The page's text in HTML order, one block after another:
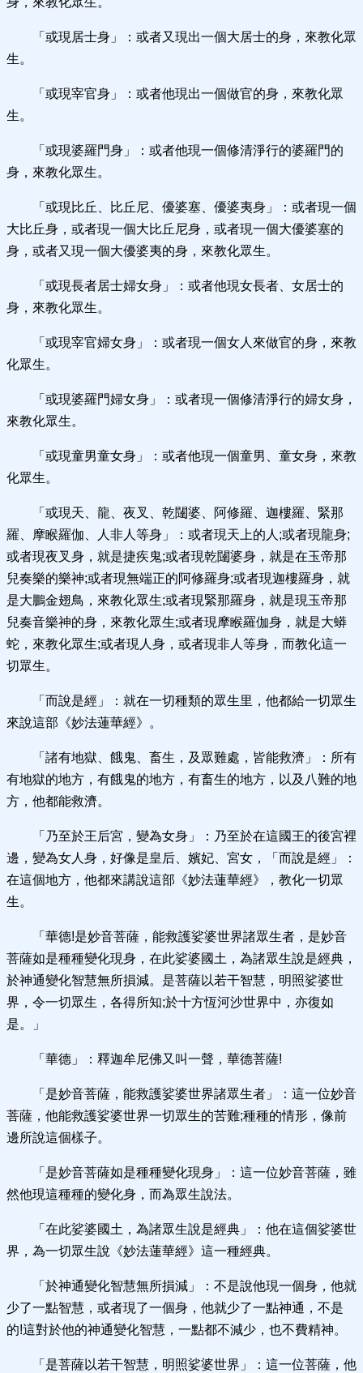
「或現居士身」：或者又現出一個大居士的身，來教化眾
生。
「或現宰官身」：或者他現出一個做官的身，來教化眾
生。
「或現婆羅門身」：或者他現一個修清淨行的婆羅門的
身，來教化眾生。
「或現比丘、比丘尼、優婆塞、優婆夷身」：或者現一個
大比丘身，或者現一個大比丘尼身，或者現一個大優婆塞的
身，或者又現一個大優婆夷的身，來教化眾生。
「或現長者居士婦女身」：或者他現女長者、女居士的
身，來教化眾生。
「或現宰官婦女身」：或者現一個女人來做官的身，來教
化眾生。
「或現婆羅門婦女身」：或者現一個修清淨行的婦女身，
來教化眾生。
「或現童男童女身」：或者他現一個童男、童女身，來教
化眾生。
「或現天、龍、夜叉、乾闥婆、阿修羅、迦樓羅、緊那
羅、摩睺羅伽、人非人等身」：或者現天上的人;或者現龍身;
或者現夜叉身，就是捷疾鬼;或者現乾闥婆身，就是在玉帝那
兒奏樂的樂神;或者現無端正的阿修羅身;或者現迦樓羅身，就
是大鵬金翅鳥，來教化眾生;或者現緊那羅身，就是現玉帝那
兒奏音樂神的身，來教化眾生;或者現摩睺羅伽身，就是大蟒
蛇，來教化眾生;或者現人身，或者現非人等身，而教化這一
切眾生。
「而說是經」：就在一切種類的眾生里，他都給一切眾生
來說這部《妙法蓮華經》。
「諸有地獄、餓鬼、畜生，及眾難處，皆能救濟」：所有
有地獄的地方，有餓鬼的地方，有畜生的地方，以及八難的地
方，他都能救濟。
「乃至於王后宮，變為女身」：乃至於在這國王的後宮裡
邊，變為女人身，好像是皇后、嬪妃、宮女，「而說是經」：
在這個地方，他都來講說這部《妙法蓮華經》，教化一切眾
生。
「華德!是妙音菩薩，能救護娑婆世界諸眾生者，是妙音
菩薩如是種種變化現身，在此娑婆國土，為諸眾生說是經典，
於神通變化智慧無所損減。是菩薩以若干智慧，明照娑婆世
界，令一切眾生，各得所知;於十方恆河沙世界中，亦復如
是。」
「華德」：釋迦牟尼佛又叫一聲，華德菩薩!
「是妙音菩薩，能救護娑婆世界諸眾生者」：這一位妙音
菩薩，他能救護娑婆世界一切眾生的苦難;種種的情形，像前
邊所說這個樣子。
「是妙音菩薩如是種種變化現身」：這一位妙音菩薩，雖
然他現這種種的變化身，而為眾生說法。
「在此娑婆國土，為諸眾生說是經典」：他在這個娑婆世
界，為一切眾生說《妙法蓮華經》這一種經典。
「於神通變化智慧無所損減」：不是說他現一個身，他就
少了一點智慧，或者現了一個身，他就少了一點神通，不是
的!這對於他的神通變化智慧，一點都不減少，也不費精神。
「是菩薩以若干智慧，明照娑婆世界」：這一位菩薩，他